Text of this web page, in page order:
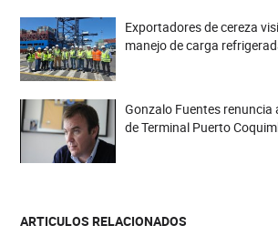
Exportadores de cereza
manejo de carga
Gonzalo Fuentes renuncia
de Terminal Puerto
ARTICULOS RELACIONADOS